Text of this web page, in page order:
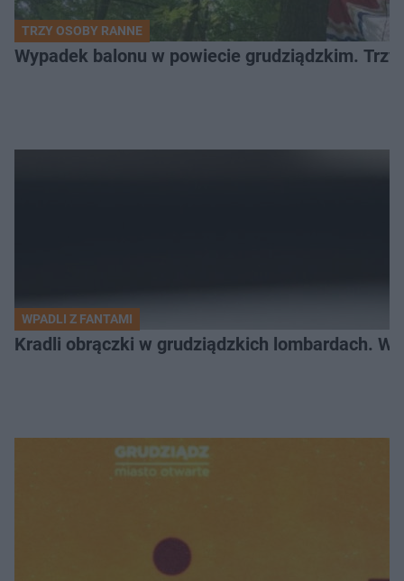
TRZY OSOBY RANNE
Wypadek balonu w powiecie grudziądzkim.
WPADLI Z FANTAMI
Kradli obrączki w grudziądzkich lombardach.